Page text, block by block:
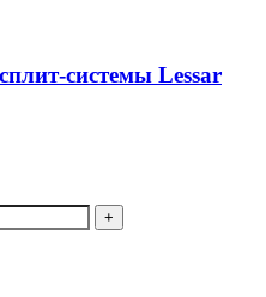
системы Lessar